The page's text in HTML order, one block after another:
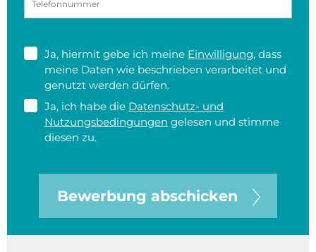
Ja, hiermit gebe ich meine Einwilligung, dass
meine Daten wie beschrieben verarbeitet und
genutzt werden dürfen.
Ja, ich habe die Datenschutz- und
Nutzungsbedingungen gelesen und stimme
diesen zu.
Bewerbung abschicken